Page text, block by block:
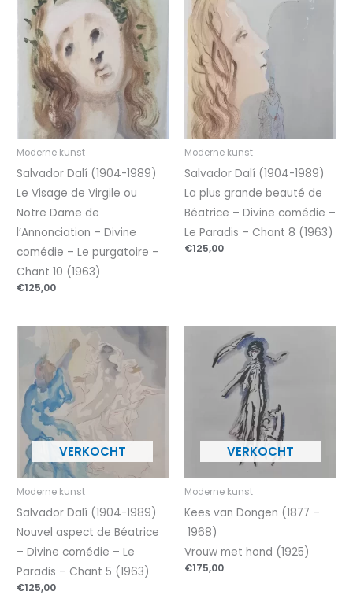
Moderne kunst
Salvador Dalí (1904-1989)
Le Visage de Virgile ou
Notre Dame de
l’Annonciation – Divine
comédie – Le purgatoire –
Chant 10 (1963)
€125,00
Moderne kunst
Salvador Dalí (1904-1989)
La plus grande beauté de
Béatrice – Divine comédie –
Le Paradis – Chant 8 (1963)
€125,00
Moderne kunst
Salvador Dalí (1904-1989)
Nouvel aspect de Béatrice
– Divine comédie – Le
Paradis – Chant 5 (1963)
€125,00
Moderne kunst
Kees van Dongen (1877 –
1968)
Vrouw met hond (1925)
€175,00